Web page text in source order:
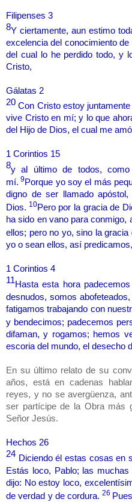
Filipenses 3
8Y ciertamente, aun estimo
excelencia del conocimiento
del cual lo he perdido todo, y
Cristo,
Gálatas 2
20 Con Cristo estoy
vive Cristo en mí; y lo que
del Hijo de Dios, el cual me
1 Corintios 15
8y al último de todos,
mí. 9Porque yo soy el más
digno de ser llamado
Dios. 10Pero por la gracia de
ha sido en vano para conmigo,
ellos; pero no yo, sino la gracia
yo o sean ellos, así
1 Corintios 4
11Hasta esta hora
desnudos, somos
fatigamos trabajando con
y bendecimos; padecemos
difaman, y rogamos; hemos
escoria del mundo, el desecho
En su último relato de su
años, está en cadenas
reyes, y no se avergüenza,
ser partícipe de la Obra más
Señor Jesús.
Hechos 26
24 Diciendo él estas cosas en
Estás loco, Pablo; las
dijo: No estoy loco,
de verdad y de cordura. 26